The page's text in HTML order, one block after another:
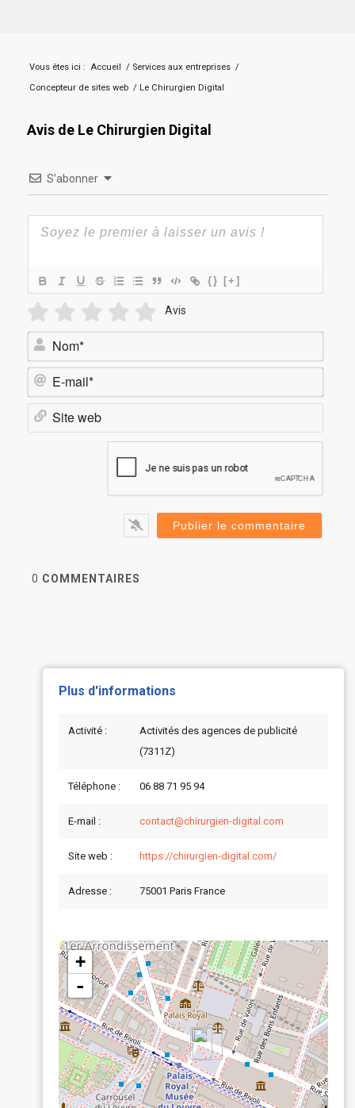
Vous êtes ici : Accueil / Services aux entreprises /
Concepteur de sites web / Le Chirurgien Digital
Avis de Le Chirurgien Digital
S’abonner
{} [+]
Avis
Nom*
E-
0 COMMENTAIRES
Plus d'informations
Activité :
Activités des agences de publicité
(7311Z)
Téléphone : 06 88 71 95 94
E-mail : contact@chirurgien-digital.com
Site web : https://chirurgien-digital.com/
Adresse : 75001 Paris France
+
-